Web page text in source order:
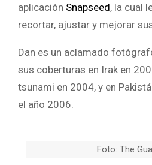
aplicación Snapseed, la cual
recortar, ajustar y mejorar
Dan es un aclamado
sus coberturas en Irak en
tsunami en 2004, y en
el año 2006.
Foto: The